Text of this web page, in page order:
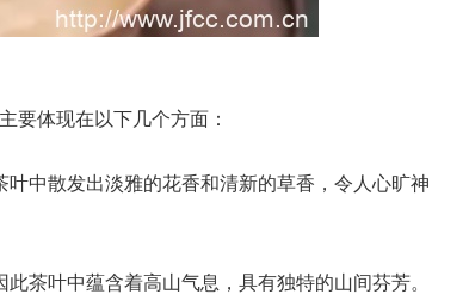
要体现在以下几个方面：
中散发出淡雅的花香和清新的草香，令人心旷神
茶叶中蕴含着高山气息，具有独特的山间芬芳。